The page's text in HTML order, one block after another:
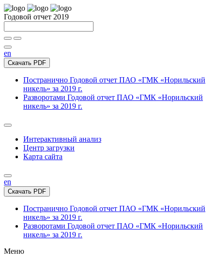
Годовой отчет 2019
en
Скачать PDF
Постранично Годовой отчет ПАО «ГМК «Норильский
никель» за 2019 г.
Разворотами Годовой отчет ПАО «ГМК «Норильский
никель» за 2019 г.
Интерактивный анализ
Центр загрузки
Карта сайта
en
Скачать PDF
Постранично Годовой отчет ПАО «ГМК «Норильский
никель» за 2019 г.
Разворотами Годовой отчет ПАО «ГМК «Норильский
никель» за 2019 г.
Меню